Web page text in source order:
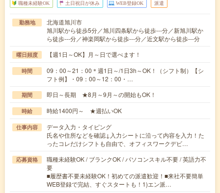
職種未経験OK 土日祝日が休み WEB登録OK 派遣
勤務地
北海道旭川市
旭川駅から徒歩5分／旭川四条駅から徒歩---分／新旭川駅か
ら徒歩---分／神楽岡駅から徒歩---分／近文駅から徒歩---分
曜日頻度 【週1日～OK】月～日で選べます！
時間
09：00～21：00＊週1日～/1日3h～OK！（シフト制）【シ
フト例】・09：00～12：00・…
期間 即日～長期 ★8月～9月～の開始もOK！
時給 時給1400円～ ★週払いOK
仕事内容
データ入力・タイピング
氏名や住所などを確認↓入力シートに沿って内容を入力！た
ったコレだけシフトも自由で、オフィスワークデビ…
応募資格
職種未経験OK / ブランクOK / パソコンスキル不要 / 英語力不
要
■履歴書不要未経験OK！初めての派遣歓迎！■来社不要簡単
WEB登録で完結、すぐスタートも！1)エン派…